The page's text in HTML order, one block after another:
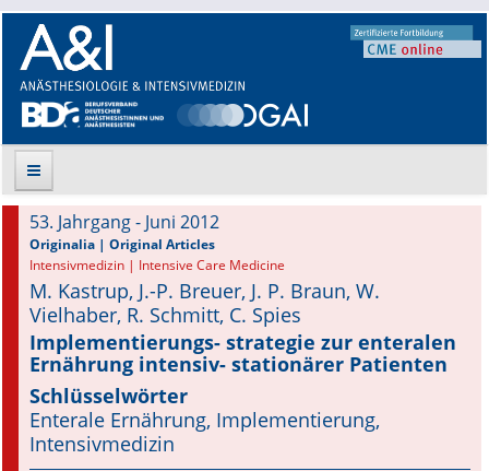
Suche
Aktuelle Ausgabe
Leitlinien
Archiv
Supplements
53. Jahrgang - Juni 2012
Originalia | Original Articles
Intensivmedizin | Intensive Care Medicine
M. Kastrup, J.-P. Breuer, J. P. Braun, W.
Vielhaber, R. Schmitt, C. Spies
Implementierungs- strategie zur enteralen
Ernährung intensiv- stationärer Patienten
Schlüsselwörter
Enterale Ernährung, Implementierung,
Intensivmedizin